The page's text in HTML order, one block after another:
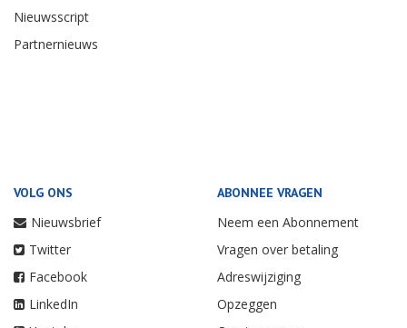
Nieuwsscript
Partnernieuws
VOLG ONS
Nieuwsbrief
Twitter
Facebook
LinkedIn
ABONNEE VRAGEN
Neem een Abonnement
Vragen over betaling
Adreswijziging
Opzeggen